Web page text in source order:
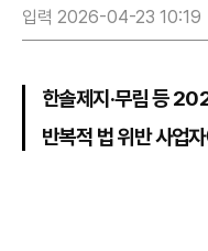
입력 2026-04-23 10:19
한솔제지·무림 등
반복적 법 위반 사업